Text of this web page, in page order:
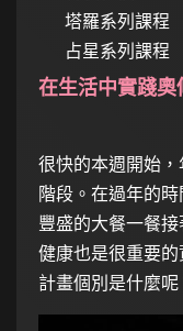
塔羅系列課程
占星系列課程
在生活中實踐
很快的本週開始
階段。在過年的
豐盛的大餐一餐
健康也是很重要
計畫個別是什麼呢